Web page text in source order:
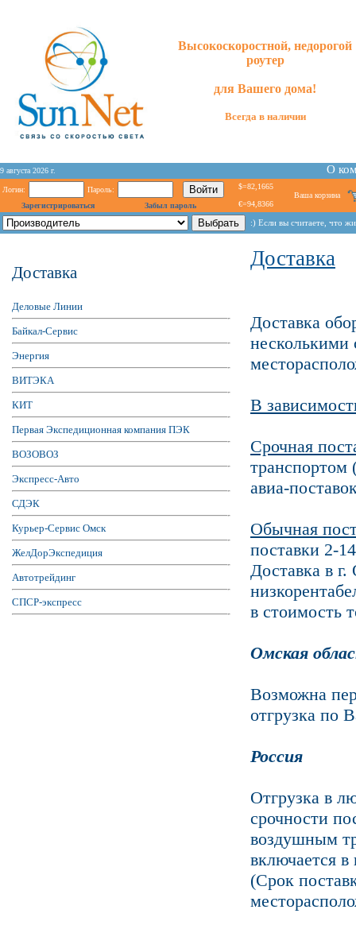
Высокоскоростной, недорогой
роутер
дляВашего дома!
Всегда в наличии
9 августа 2026 г. О
Логин:
Пароль:
Зарегистрироваться
Забыл пароль
$=82,1665
€=94,8366
Ваша корзина
:) Если вы считаете, что
Доставка
Деловые Линии
Байкал-Сервис
Энергия
ВИТЭКА
КИТ
Первая Экспедиционная компания ПЭК
ВОЗОВОЗ
Экспресс-Авто
СДЭК
Курьер-Сервис Омск
ЖелДорЭкспедиция
Автотрейдинг
СПСР-экспресс
Доставка
Доставка
несколькими
В
Cрочная
транспортом
авиа-
Обычная
поставки 2-
Доставка в
в стоимость
Омская
Возможна
отгрузка по
Россия
Отгрузка в
срочности
воздушным
включается
(Срок